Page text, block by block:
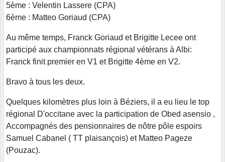
5ème : Velentin Lassere (CPA)
6ème : Matteo Goriaud (CPA)
Au même temps, Franck Goriaud et Brigitte Lecee ont
participé aux championnats régional vétérans à Albi:
Franck finit premier en V1 et Brigitte 4ème en V2.
Bravo à tous les deux.
Quelques kilomètres plus loin à Béziers, il a eu lieu le top
régional D'occitane avec la participation de Obed asensio ,
Accompagnés des pensionnaires de nôtre pôle espoirs
Samuel Cabanel ( TT plaisançois) et Matteo Pageze
(Pouzac).